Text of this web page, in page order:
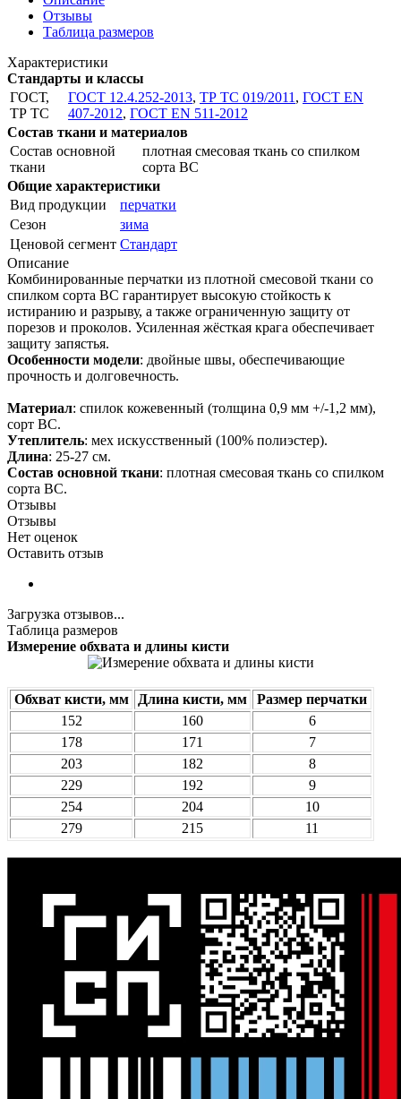
Отзывы
Таблица размеров
Характеристики
Стандарты и классы
ГОСТ,
ТР ТС
ГОСТ 12.4.252-2013, ТР ТС 019/2011 , ГОСТ ЕN
407-2012, ГОСТ EN 511-2012
Состав ткани и материалов
Состав основной
ткани
плотная смесовая ткань со спилком
сорта BC
Общие характеристики
Вид продукции
перчатки
Сезон
зима
Ценовой сегмент Стандарт
Описание
Комбинированные перчатки из плотной смесовой ткани со
спилком сорта ВС гарантирует высокую стойкость к
истиранию и разрыву, а также ограниченную защиту от
порезов и проколов. Усиленная жёсткая крага обеспечивает
защиту запястья.
Особенности модели: двойные швы, обеспечивающие
прочность и долговечность.
Материал: спилок кожевенный (толщина 0,9 мм +/-1,2 мм),
сорт ВС.
Утеплитель: мех искусственный (100% полиэстер).
Длина: 25-27 см.
Состав основной ткани: плотная смесовая ткань со спилком
сорта BC.
Отзывы
Отзывы
Нет оценок
Оставить отзыв
Загрузка отзывов...
Таблица размеров
Измерение обхвата и длины кисти
Обхват кисти, мм Длина кисти, мм
Размер перчатки
152
160
6
178
171
7
203
182
8
229
192
9
254
204
10
279
215 11